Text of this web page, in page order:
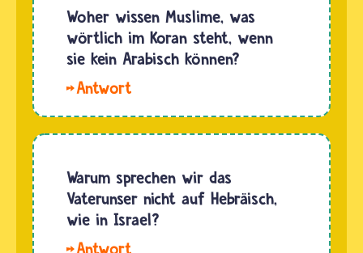
mehrere
Möglichkeiten
für eine…
viele
Namen
für ihren
allmächtigen
Gott. In
ihrem
Buch, der
Tora, heißt…
Woher wissen Muslime, was
wörtlich im Koran steht, wenn
sie kein Arabisch können?
der
spricht
nach
dem
Warum sprechen wir das
Vaterunser nicht auf Hebräisch,
wie in Israel?